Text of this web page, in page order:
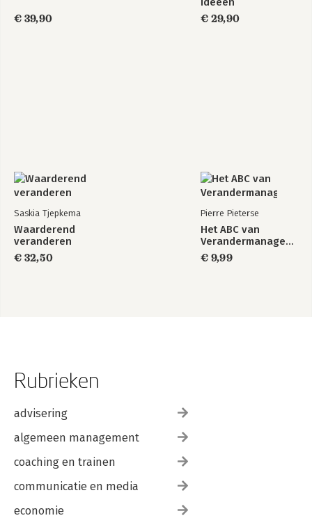
€ 39,90
€ 29,90
Saskia Tjepkema
Waarderend
veranderen
€ 32,50
Pierre Pieterse
Het ABC van
Verandermanagement
€ 9,99
Rubrieken
advisering
algemeen management
coaching en trainen
communicatie en media
economie